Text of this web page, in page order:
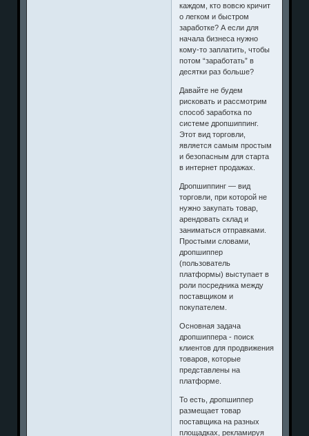
каждом, кто вовсю кричит
о легком и быстром
заработке? А если для
начала бизнеса нужно
кому-то заплатить, чтобы
потом “заработать” в
десятки раз больше?
Давайте не будем
рисковать и рассмотрим
способ заработка по
системе дропшиппинг.
Этот вид торговли,
является самым простым
и безопасным для старта
в интернет продажах.
Дропшиппинг — вид
торговли, при которой не
нужно закупать товар,
арендовать склад и
заниматься отправками.
Простыми словами,
дропшиппер
(пользователь
платформы) выступает в
роли посредника между
поставщиком и
покупателем.
Основная задача
дропшиппера - поиск
клиентов для продвижения
товаров, которые
представлены на
платформе.
То есть, дропшиппер
размещает товар
поставщика на разных
площадках, рекламируя